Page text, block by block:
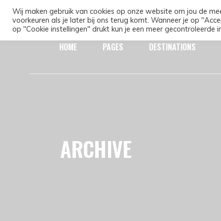
HOME PAGES DESTINATIONS
ARCHIVE
Wij maken gebruik van cookies op onze website om jou de
voorkeuren als je later bij ons terug komt. Wanneer je op
op "Cookie instellingen" drukt kun je een meer gecontroleerde